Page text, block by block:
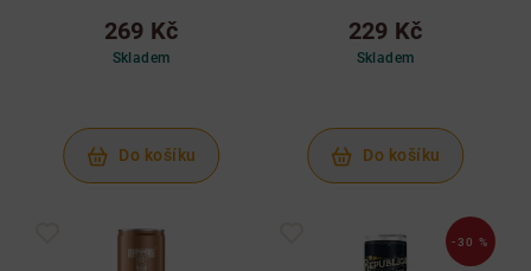
269 Kč
Skladem
Do košíku
229 Kč
Skladem
Do košíku
-30 %